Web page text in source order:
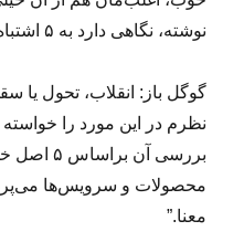
نوشته، نگاهی دارد به ۵ اشتباه در طراحی گوگل باز:
گوگل باز: انقلاب، تحول یا
نظرم در این مورد را خواسته
بررسی
محصولات و سرویس‌ها
معنا.”